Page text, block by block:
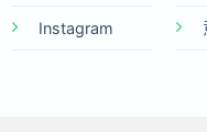
Instagram